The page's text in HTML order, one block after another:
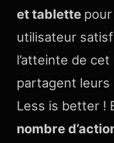
et tablette
utilisateur
l’atteinte de
partagent leurs
Less is better !
nombre